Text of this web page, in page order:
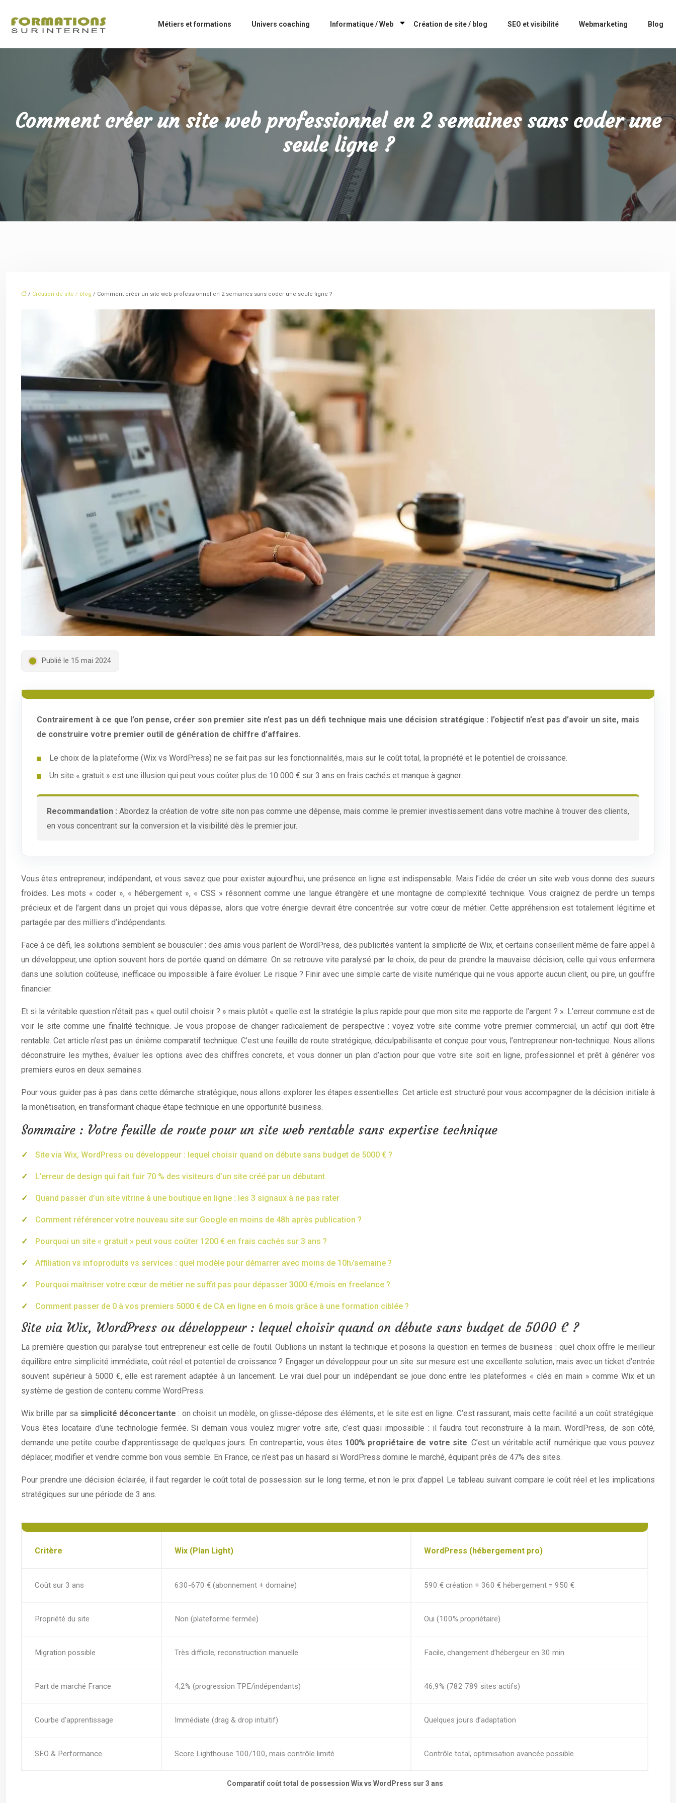
Métiers et formations Univers coaching Informatique / Web Création de site / blog SEO et visibilité Webmarketing Blog
Comment créer un site web professionnel en 2 semaines sans coder une
seule ligne ?
/ Création de site / blog / Comment créer un site web professionnel en 2 semaines sans coder une seule ligne ?
Publié le 15 mai 2024
Contrairement à ce que l’on pense, créer son premier site n’est pas un défi technique mais une décision stratégique : l’objectif n’est pas d’avoir un site, mais
de construire votre premier outil de génération de chiffre d’affaires.
Le choix de la plateforme (Wix vs WordPress) ne se fait pas sur les fonctionnalités, mais sur le coût total, la propriété et le potentiel de croissance.
Un site « gratuit » est une illusion qui peut vous coûter plus de 10 000 € sur 3 ans en frais cachés et manque à gagner.
Recommandation : Abordez la création de votre site non pas comme une dépense, mais comme le premier investissement dans votre machine à trouver des clients,
en vous concentrant sur la conversion et la visibilité dès le premier jour.
Vous êtes entrepreneur, indépendant, et vous savez que pour exister aujourd’hui, une présence en ligne est indispensable. Mais l’idée de créer un site web vous donne des sueurs
froides. Les mots « coder », « hébergement », « CSS » résonnent comme une langue étrangère et une montagne de complexité technique. Vous craignez de perdre un temps
précieux et de l’argent dans un projet qui vous dépasse, alors que votre énergie devrait être concentrée sur votre cœur de métier. Cette appréhension est totalement légitime et
partagée par des milliers d’indépendants.
Face à ce défi, les solutions semblent se bousculer : des amis vous parlent de WordPress, des publicités vantent la simplicité de Wix, et certains conseillent même de faire appel à
un développeur, une option souvent hors de portée quand on démarre. On se retrouve vite paralysé par le choix, de peur de prendre la mauvaise décision, celle qui vous enfermera
dans une solution coûteuse, inefficace ou impossible à faire évoluer. Le risque ? Finir avec une simple carte de visite numérique qui ne vous apporte aucun client, ou pire, un gouffre
financier.
Et si la véritable question n’était pas « quel outil choisir ? » mais plutôt « quelle est la stratégie la plus rapide pour que mon site me rapporte de l’argent ? ». L’erreur commune est de
voir le site comme une finalité technique. Je vous propose de changer radicalement de perspective : voyez votre site comme votre premier commercial, un actif qui doit être
rentable. Cet article n’est pas un énième comparatif technique. C’est une feuille de route stratégique, déculpabilisante et conçue pour vous, l’entrepreneur non-technique. Nous allons
déconstruire les mythes, évaluer les options avec des chiffres concrets, et vous donner un plan d’action pour que votre site soit en ligne, professionnel et prêt à générer vos
premiers euros en deux semaines.
Pour vous guider pas à pas dans cette démarche stratégique, nous allons explorer les étapes essentielles. Cet article est structuré pour vous accompagner de la décision initiale à
la monétisation, en transformant chaque étape technique en une opportunité business.
Sommaire : Votre feuille de route pour un site web rentable sans expertise technique
Site via Wix, WordPress ou développeur : lequel choisir quand on débute sans budget de 5000 € ?
L’erreur de design qui fait fuir 70 % des visiteurs d’un site créé par un débutant
Quand passer d’un site vitrine à une boutique en ligne : les 3 signaux à ne pas rater
Comment référencer votre nouveau site sur Google en moins de 48h après publication ?
Pourquoi un site « gratuit » peut vous coûter 1200 € en frais cachés sur 3 ans ?
Affiliation vs infoproduits vs services : quel modèle pour démarrer avec moins de 10h/semaine ?
Pourquoi maîtriser votre cœur de métier ne suffit pas pour dépasser 3000 €/mois en freelance ?
Comment passer de 0 à vos premiers 5000 € de CA en ligne en 6 mois grâce à une formation ciblée ?
Site via Wix, WordPress ou développeur : lequel choisir quand on débute sans budget de 5000 € ?
La première question qui paralyse tout entrepreneur est celle de l’outil. Oublions un instant la technique et posons la question en termes de business : quel choix offre le meilleur
équilibre entre simplicité immédiate, coût réel et potentiel de croissance ? Engager un développeur pour un site sur mesure est une excellente solution, mais avec un ticket d’entrée
souvent supérieur à 5000 €, elle est rarement adaptée à un lancement. Le vrai duel pour un indépendant se joue donc entre les plateformes « clés en main » comme Wix et un
système de gestion de contenu comme WordPress.
Wix brille par sa simplicité déconcertante : on choisit un modèle, on glisse-dépose des éléments, et le site est en ligne. C’est rassurant, mais cette facilité a un coût stratégique.
Vous êtes locataire d’une technologie fermée. Si demain vous voulez migrer votre site, c’est quasi impossible : il faudra tout reconstruire à la main. WordPress, de son côté,
demande une petite courbe d’apprentissage de quelques jours. En contrepartie, vous êtes 100% propriétaire de votre site. C’est un véritable actif numérique que vous pouvez
déplacer, modifier et vendre comme bon vous semble. En France, ce n’est pas un hasard si WordPress domine le marché, équipant près de 47% des sites.
Pour prendre une décision éclairée, il faut regarder le coût total de possession sur le long terme, et non le prix d’appel. Le tableau suivant compare le coût réel et les implications
stratégiques sur une période de 3 ans.
Comparatif coût total de possession Wix vs WordPress sur 3 ans
Critère Wix (Plan Light) WordPress (hébergement pro)
Coût sur 3 ans 630-670 € (abonnement + domaine) 590 € création + 360 € hébergement = 950 €
Propriété du site Non (plateforme fermée) Oui (100% propriétaire)
Migration possible Très difficile, reconstruction manuelle Facile, changement d’hébergeur en 30 min
Part de marché France 4,2% (progression TPE/indépendants) 46,9% (782 789 sites actifs)
Courbe d’apprentissage Immédiate (drag & drop intuitif) Quelques jours d’adaptation
SEO & Performance Score Lighthouse 100/100, mais contrôle limité Contrôle total, optimisation avancée possible